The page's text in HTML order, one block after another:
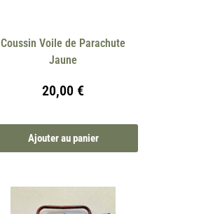
Coussin Voile de Parachute
Jaune
20,00 €
Ajouter au panier